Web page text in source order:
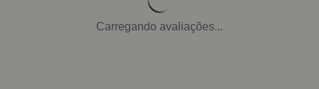
Carregando avaliações...